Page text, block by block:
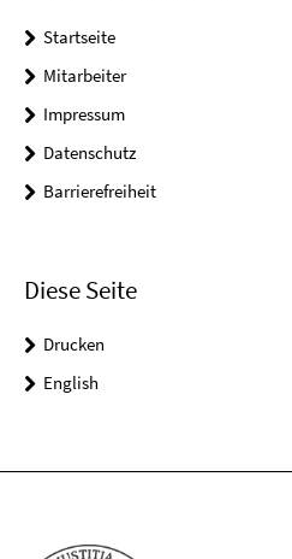
Startseite
Mitarbeiter
Impressum
Datenschutz
Barrierefreiheit
Diese Seite
Drucken
English